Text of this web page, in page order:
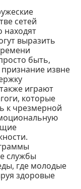
сетей
находят
выразить
быть,
извне
играют
которые
к чрезмерной
службы
где молодые
здоровые